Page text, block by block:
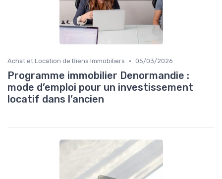
Achat et Location de Biens Immobiliers • 05/03/2026
Programme immobilier Denormandie :
mode d’emploi pour un investissement
locatif dans l’ancien